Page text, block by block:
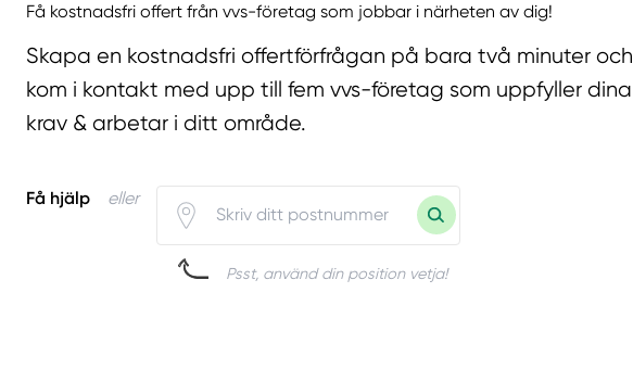
Få kostnadsfri offert från vvs-företag som jobbar i närheten av dig!
Skapa en kostnadsfri offertförfrågan på bara två minuter och
kom i kontakt med upp till fem vvs-företag som uppfyller dina
krav & arbetar i ditt område.
Få hjälp eller
Psst, använd din position vetja!